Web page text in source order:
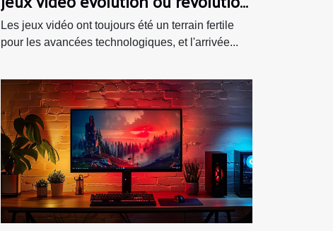
visuelle
Les jeux vidéo ont toujours été un terrain fertile
pour les avancées technologiques, et l'arrivée...